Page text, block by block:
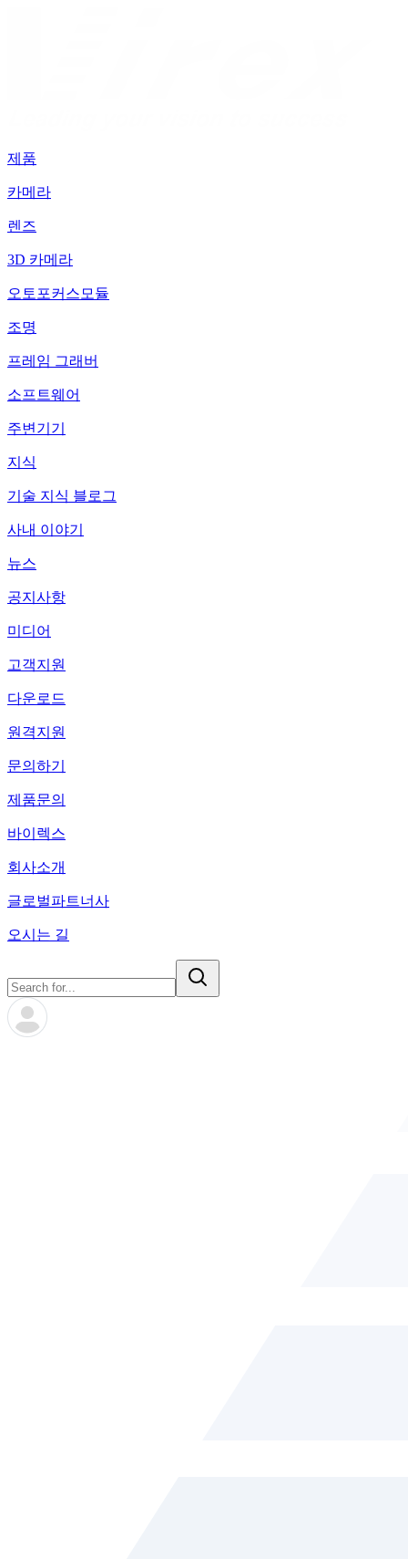
제품
카메라
렌즈
3D 카메라
오토포커스모듈
조명
프레임 그래버
소프트웨어
주변기기
지식
기술 지식 블로그
사내 이야기
뉴스
공지사항
미디어
고객지원
다운로드
원격지원
문의하기
제품문의
바이렉스
회사소개
글로벌파트너사
오시는 길